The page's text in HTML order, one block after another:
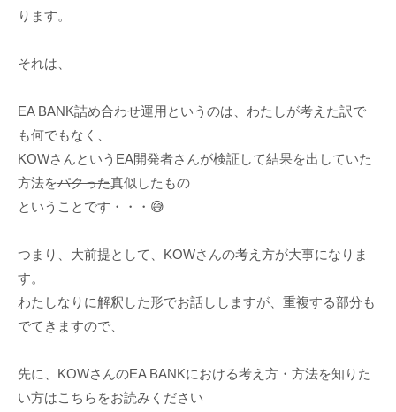
ります。
それは、
EA BANK詰め合わせ運用というのは、わたしが考えた訳で
も何でもなく、
KOWさんというEA開発者さんが検証して結果を出していた
方法をパクった真似したもの
ということです・・・😅
つまり、大前提として、KOWさんの考え方が大事になりま
す。
わたしなりに解釈した形でお話ししますが、重複する部分も
でてきますので、
先に、KOWさんのEA BANKにおける考え方・方法を知りた
い方はこちらをお読みください